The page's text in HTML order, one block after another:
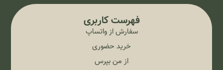
فهرست کاربری
سفارش از واتساپ
خرید حضوری
از من بپرس